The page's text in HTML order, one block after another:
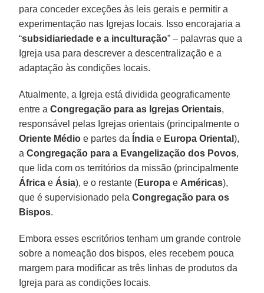
para conceder exceções às leis gerais e permitir a
experimentação nas Igrejas locais. Isso encorajaria a
“subsidiariedade e a inculturação” – palavras que a
Igreja usa para descrever a descentralização e a
adaptação às condições locais.
Atualmente, a Igreja está dividida geograficamente
entre aCongregação para as Igrejas Orientais,
responsável pelas Igrejas orientais (principalmente o
Oriente Médio e partes da Índia e Europa Oriental),
aCongregação para a Evangelização dos Povos,
que lida com os territórios da missão (principalmente
África e Ásia), e o restante (Europa e Américas),
que é supervisionado pelaCongregação para os
Bispos.
Embora esses escritórios tenham um grande controle
sobre a nomeação dos bispos, eles recebem pouca
margem para modificar as três linhas de produtos da
Igreja para as condições locais.